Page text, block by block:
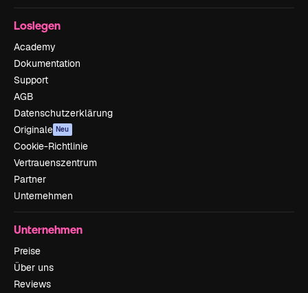
Loslegen
Academy
Dokumentation
Support
AGB
Datenschutzerklärung
Originale Neu
Cookie-Richtlinie
Vertrauenszentrum
Partner
Unternehmen
Unternehmen
Preise
Über uns
Reviews